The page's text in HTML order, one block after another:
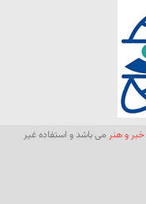
خبر و هنر می باشد و استفاده غیر